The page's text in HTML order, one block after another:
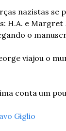
nazistas
H.A. e Margret
o
viajou o
conta um
Giglio